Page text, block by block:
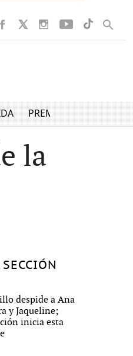
PREMIUM
la
despide a Ana
y Jaqueline;
inicia esta